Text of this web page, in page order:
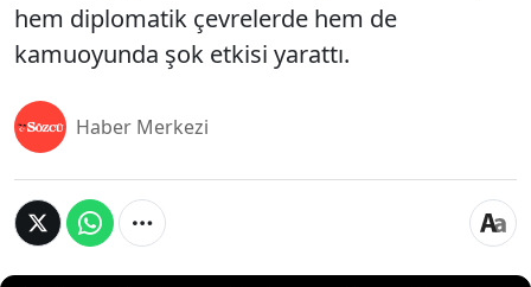
hem diplomatik çevrelerde hem de
kamuoyunda şok etkisi yarattı.
Haber Merkezi